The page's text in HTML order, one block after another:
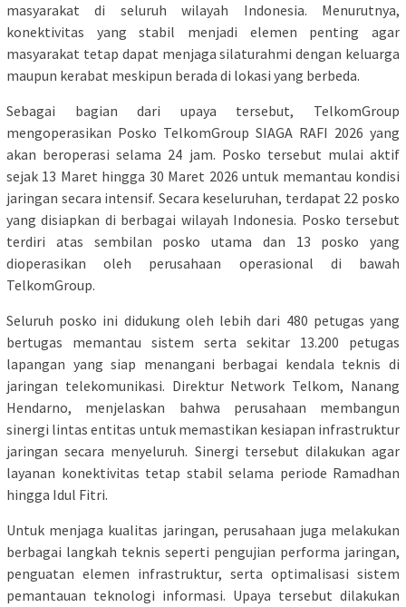
masyarakat di seluruh wilayah Indonesia. Menurutnya,
konektivitas yang stabil menjadi elemen penting agar
masyarakat tetap dapat menjaga silaturahmi dengan keluarga
maupun kerabat meskipun berada di lokasi yang berbeda.
Sebagai bagian dari upaya tersebut, TelkomGroup
mengoperasikan Posko TelkomGroup SIAGA RAFI 2026 yang
akan beroperasi selama 24 jam. Posko tersebut mulai aktif
sejak 13 Maret hingga 30 Maret 2026 untuk memantau kondisi
jaringan secara intensif. Secara keseluruhan, terdapat 22 posko
yang disiapkan di berbagai wilayah Indonesia. Posko tersebut
terdiri atas sembilan posko utama dan 13 posko yang
dioperasikan oleh perusahaan operasional di bawah
TelkomGroup.
Seluruh posko ini didukung oleh lebih dari 480 petugas yang
bertugas memantau sistem serta sekitar 13.200 petugas
lapangan yang siap menangani berbagai kendala teknis di
jaringan telekomunikasi. Direktur Network Telkom, Nanang
Hendarno, menjelaskan bahwa perusahaan membangun
sinergi lintas entitas untuk memastikan kesiapan infrastruktur
jaringan secara menyeluruh. Sinergi tersebut dilakukan agar
layanan konektivitas tetap stabil selama periode Ramadhan
hingga Idul Fitri.
Untuk menjaga kualitas jaringan, perusahaan juga melakukan
berbagai langkah teknis seperti pengujian performa jaringan,
penguatan elemen infrastruktur, serta optimalisasi sistem
pemantauan teknologi informasi. Upaya tersebut dilakukan